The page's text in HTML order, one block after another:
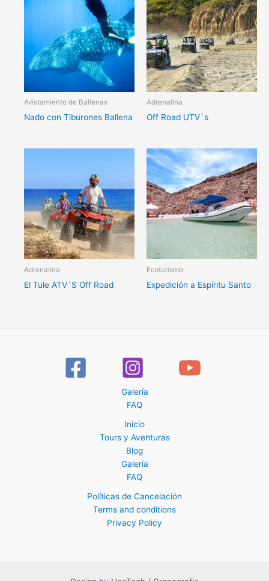
Avistamiento de Ballenas
Nado con Tiburones Ballena
Adrenalina
Off Road UTV´s
Adrenalina
El Tule ATV´S Off Road
Ecoturismo
Expedición a Espíritu Santo
Galería
FAQ
Inicio
Tours y Aventuras
Blog
Galería
FAQ
Políticas de Cancelación
Terms and conditions
Privacy Policy